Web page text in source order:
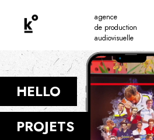
agence
de production
audiovisuelle
HELLO
PROJETS